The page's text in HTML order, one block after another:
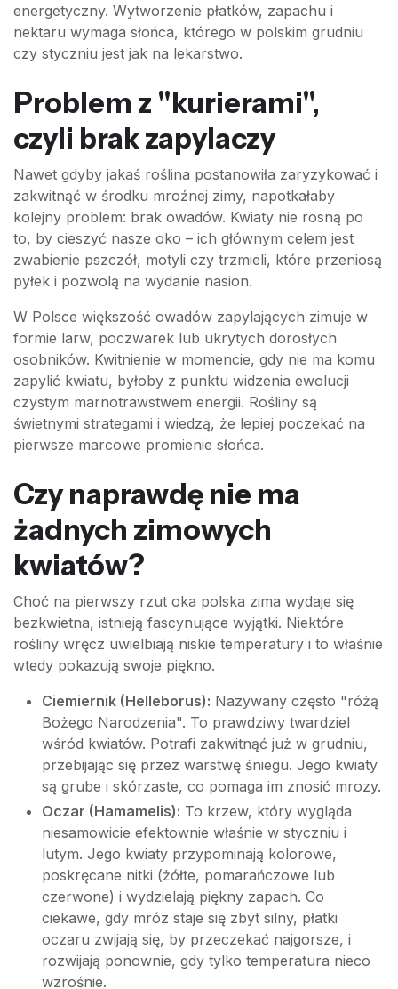
energetyczny. Wytworzenie płatków, zapachu i
nektaru wymaga słońca, którego w polskim grudniu
czy styczniu jest jak na lekarstwo.
Problem z "kurierami",
czyli brak zapylaczy
Nawet gdyby jakaś roślina postanowiła zaryzykować i
zakwitnąć w środku mroźnej zimy, napotkałaby
kolejny problem: brak owadów. Kwiaty nie rosną po
to, by cieszyć nasze oko – ich głównym celem jest
zwabienie pszczół, motyli czy trzmieli, które przeniosą
pyłek i pozwolą na wydanie nasion.
W Polsce większość owadów zapylających zimuje w
formie larw, poczwarek lub ukrytych dorosłych
osobników. Kwitnienie w momencie, gdy nie ma komu
zapylić kwiatu, byłoby z punktu widzenia ewolucji
czystym marnotrawstwem energii. Rośliny są
świetnymi strategami i wiedzą, że lepiej poczekać na
pierwsze marcowe promienie słońca.
Czy naprawdę nie ma
żadnych zimowych
kwiatów?
Choć na pierwszy rzut oka polska zima wydaje się
bezkwietna, istnieją fascynujące wyjątki. Niektóre
rośliny wręcz uwielbiają niskie temperatury i to właśnie
wtedy pokazują swoje piękno.
Ciemiernik (Helleborus): Nazywany często "różą
Bożego Narodzenia". To prawdziwy twardziel
wśród kwiatów. Potrafi zakwitnąć już w grudniu,
przebijając się przez warstwę śniegu. Jego kwiaty
są grube i skórzaste, co pomaga im znosić mrozy.
Oczar (Hamamelis): To krzew, który wygląda
niesamowicie efektownie właśnie w styczniu i
lutym. Jego kwiaty przypominają kolorowe,
poskręcane nitki (żółte, pomarańczowe lub
czerwone) i wydzielają piękny zapach. Co
ciekawe, gdy mróz staje się zbyt silny, płatki
oczaru zwijają się, by przeczekać najgorsze, i
rozwijają ponownie, gdy tylko temperatura nieco
wzrośnie.